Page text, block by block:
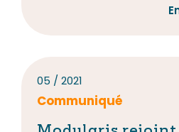
05 / 2021
Communiqué